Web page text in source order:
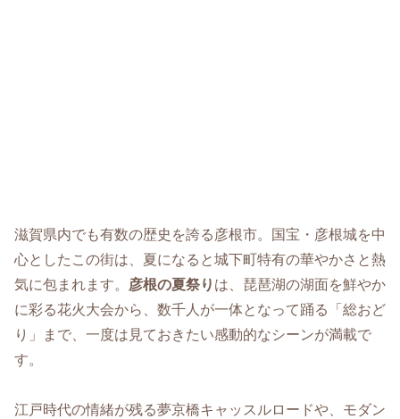
滋賀県内でも有数の歴史を誇る彦根市。国宝・彦根城を中
心としたこの街は、夏になると城下町特有の華やかさと熱
気に包まれます。 彦根の夏祭り は、琵琶湖の湖面を鮮やか
に彩る花火大会から、数千人が一体となって踊る「総おど
り」まで、一度は見ておきたい感動的なシーンが満載で
す。
江戸時代の情緒が残る夢京橋キャッスルロードや、モダン